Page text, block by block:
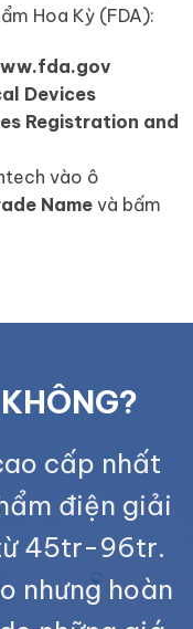
Hoa Kỳ (FDA):
Devices
Registration and
vào ô
Namevà bấm
cấp nhất
điện giải
45tr-96tr.
nhưng hoàn